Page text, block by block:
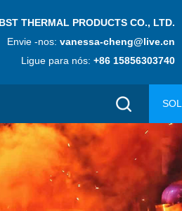
THERMAL PRODUCTS CO., LTD.
Envie -nos: vanessa-cheng@live.cn
Ligue para nós: +86 15856303740